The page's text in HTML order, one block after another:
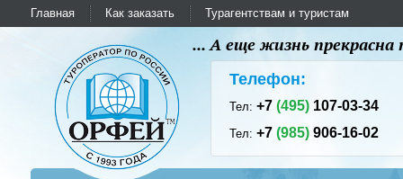
Главная Как заказать Турагентствам и туристам
... А еще жизнь
Телефон:
Тел:+7(495) 107-03-34
Тел:+7(985) 906-16-02